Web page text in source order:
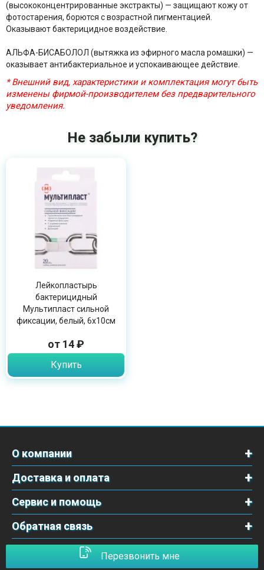
(высококонцентрированные экстракты) — защищают кожу от
фотостарения, борются с возрастной пигментацией.
Оказывают бактерицидное воздействие.
АЛЬФА-БИСАБОЛОЛ (вытяжка из эфирного масла ромашки) —
оказывает антибактериальное и успокаивающее действие.
* Внешний вид, характеристики и комплектация могут быть
изменены фирмой-производителем без предварительного
уведомления.
Не забыли купить?
Лейкопластырь
бактерицидный
Мультипласт сильной
фиксации, белый, 6х10см
от 14 ₽
Купить
О компании
Доставка и оплата
Сервис и помощь
Обратная связь
Перезвонить мне